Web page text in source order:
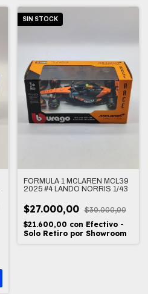
SIN STOCK
FORMULA 1 MCLAREN MCL39
2025 #4 LANDO NORRIS 1/43
$27.000,00 $30.000,00
$21.600,00 con Efectivo -
Solo Retiro por Showroom